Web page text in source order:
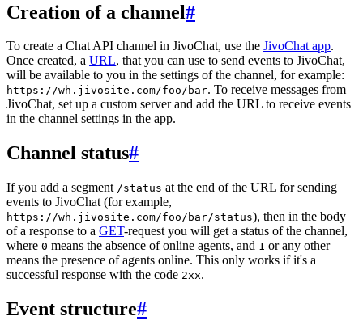
Creation of a channel#
To create a Chat API channel in JivoChat, use the JivoChat app.
Once created, a URL, that you can use to send events to JivoChat,
will be available to you in the settings of the channel, for example:
https://wh.jivosite.com/foo/bar. To receive messages from
JivoChat, set up a custom server and add the URL to receive events
in the channel settings in the app.
Channel status#
If you add a segment /status at the end of the URL for sending
events to JivoChat (for example,
https://wh.jivosite.com/foo/bar/status), then in the body
of a response to a GET-request you will get a status of the channel,
where 0 means the absence of online agents, and 1 or any other
means the presence of agents online. This only works if it's a
successful response with the code 2xx.
Event structure#